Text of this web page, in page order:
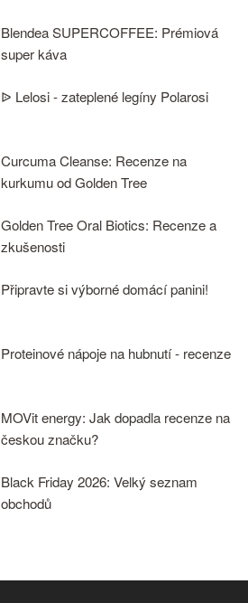
Blendea SUPERCOFFEE: Prémiová
super káva
ᐉ Lelosi - zateplené legíny Polarosi
Curcuma Cleanse: Recenze na
kurkumu od Golden Tree
Golden Tree Oral Biotics: Recenze a
zkušenosti
Připravte si výborné domácí panini!
Proteinové nápoje na hubnutí - recenze
MOVit energy: Jak dopadla recenze na
českou značku?
Black Friday 2026: Velký seznam
obchodů